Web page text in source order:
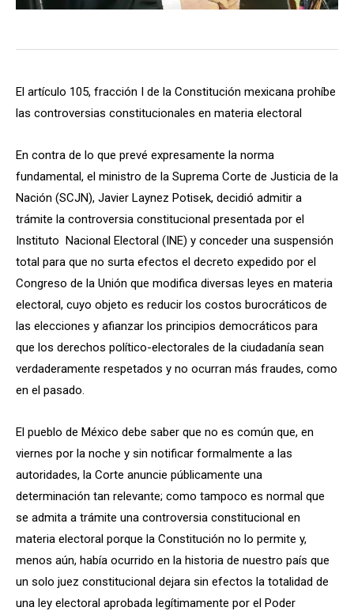
El artículo 105, fracción I de la Constitución mexicana prohíbe
las controversias constitucionales en materia electoral
En contra de lo que prevé expresamente la norma
fundamental, el ministro de la Suprema Corte de Justicia de la
Nación (SCJN), Javier Laynez Potisek, decidió admitir a
trámite la controversia constitucional presentada por el
Instituto Nacional Electoral (INE) y conceder una suspensión
total para que no surta efectos el decreto expedido por el
Congreso de la Unión que modifica diversas leyes en materia
electoral, cuyo objeto es reducir los costos burocráticos de
las elecciones y afianzar los principios democráticos para
que los derechos político-electorales de la ciudadanía sean
verdaderamente respetados y no ocurran más fraudes, como
en el pasado.
El pueblo de México debe saber que no es común que, en
viernes por la noche y sin notificar formalmente a las
autoridades, la Corte anuncie públicamente una
determinación tan relevante; como tampoco es normal que
se admita a trámite una controversia constitucional en
materia electoral porque la Constitución no lo permite y,
menos aún, había ocurrido en la historia de nuestro país que
un solo juez constitucional dejara sin efectos la totalidad de
una ley electoral aprobada legítimamente por el Poder